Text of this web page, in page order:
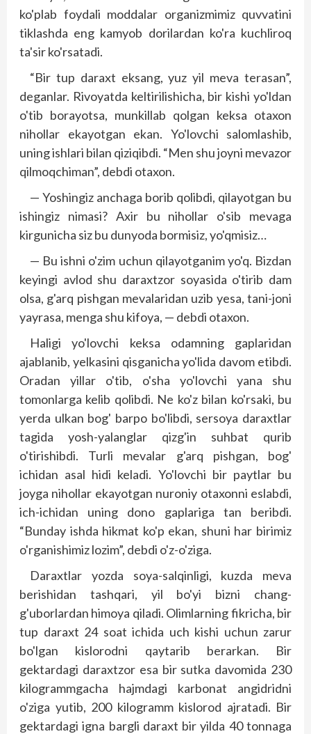
ko'plab foydali moddalar organizmimiz quvvatini
tiklashda eng kamyob dorilardan ko'ra kuchliroq
ta'sir ko'rsatadi.
“Bir tup daraxt eksang, yuz yil meva terasan”,
deganlar. Rivoyatda keltirilishicha, bir kishi yo'ldan
o'tib borayotsa, munkillab qolgan keksa otaxon
nihollar ekayotgan ekan. Yo'lovchi salomlashib,
uning ishlari bilan qiziqibdi. “Men shu joyni mevazor
qilmoqchiman”, debdi otaxon.
— Yoshingiz anchaga borib qolibdi, qilayotgan bu
ishingiz nimasi? Axir bu nihollar o'sib mevaga
kirgunicha siz bu dunyoda bormisiz, yo'qmisiz…
— Bu ishni o'zim uchun qilayotganim yo'q. Bizdan
keyingi avlod shu daraxtzor soyasida o'tirib dam
olsa, g'arq pishgan mevalaridan uzib yesa, tani-joni
yayrasa, menga shu kifoya, — debdi otaxon.
Haligi yo'lovchi keksa odamning gaplaridan
ajablanib, yelkasini qisganicha yo'lida davom etibdi.
Oradan yillar o'tib, o'sha yo'lovchi yana shu
tomonlarga kelib qolibdi. Ne ko'z bilan ko'rsaki, bu
yerda ulkan bog' barpo bo'libdi, sersoya daraxtlar
tagida yosh-yalanglar qizg'in suhbat qurib
o'tirishibdi. Turli mevalar g'arq pishgan, bog'
ichidan asal hidi keladi. Yo'lovchi bir paytlar bu
joyga nihollar ekayotgan nuroniy otaxonni eslabdi,
ich-ichidan uning dono gaplariga tan beribdi.
“Bunday ishda hikmat ko'p ekan, shuni har birimiz
o'rganishimiz lozim”, debdi o'z-o'ziga.
Daraxtlar yozda soya-salqinligi, kuzda meva
berishidan tashqari, yil bo'yi bizni chang-
g'uborlardan himoya qiladi. Olimlarning fikricha, bir
tup daraxt 24 soat ichida uch kishi uchun zarur
bo'lgan kislorodni qaytarib berarkan. Bir
gektardagi daraxtzor esa bir sutka davomida 230
kilogrammgacha hajmdagi karbonat angidridni
o'ziga yutib, 200 kilogramm kislorod ajratadi. Bir
gektardagi igna bargli daraxt bir yilda 40 tonnaga